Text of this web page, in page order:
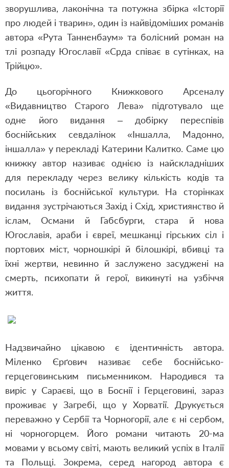
зворушлива, лаконічна та потужна збірка «Історії
про людей і тварин», один із найвідоміших романів
автора «Рута Танненбаум» та болісний роман на
тлі розпаду Югославії «Срда співає в сутінках, на
Трійцю».
До цьогорічного Книжкового Арсеналу
«Видавництво Старого Лева» підготувало ще
одне його видання – добірку переспівів
боснійських севдалінок «Іншалла, Мадонно,
іншалла» у перекладі Катерини Калитко. Саме цю
книжку автор називає однією із найскладніших
для перекладу через велику кількість кодів та
посилань із боснійської культури. На сторінках
видання зустрічаються Захід і Схід, християнство й
іслам, Османи й Габсбурги, стара й нова
Югославія, араби і євреї, мешканці гірських сіл і
портових міст, чорношкірі й білошкірі, вбивці та
їхні жертви, невинно й заслужено засуджені на
смерть, психопати й герої, викинуті на узбіччя
життя.
Надзвичайно цікавою є ідентичність автора.
Міленко Єрґович називає себе боснійсько-
герцеговинським письменником. Народився та
виріс у Сараєві, що в Боснії і Герцеговині, зараз
проживає у Загребі, що у Хорватії. Друкується
переважно у Сербії та Чорногорії, але є ні сербом,
ні чорногорцем. Його романи читають 20-ма
мовами у всьому світі, мають великий успіх в Італії
та Польщі. Зокрема, серед нагород автора є